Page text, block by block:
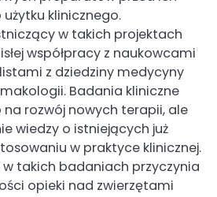
klinicznego.
w takich projektach
współpracy z naukowcami
z dziedziny medycyny
Badania kliniczne
rozwój nowych terapii, ale
wiedzy o istniejących już
w praktyce klinicznej.
w takich badaniach przyczynia
opieki nad zwierzętami